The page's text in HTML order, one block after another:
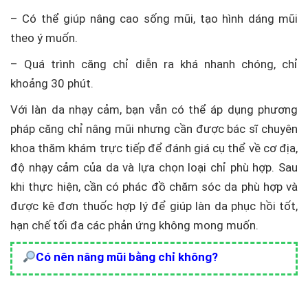
– Có thể giúp nâng cao sống mũi, tạo hình dáng mũi
theo ý muốn.
– Quá trình căng chỉ diễn ra khá nhanh chóng, chỉ
khoảng 30 phút.
Với làn da nhạy cảm, bạn vẫn có thể áp dụng phương
pháp căng chỉ nâng mũi nhưng cần được bác sĩ chuyên
khoa thăm khám trực tiếp để đánh giá cụ thể về cơ địa,
độ nhạy cảm của da và lựa chọn loại chỉ phù hợp. Sau
khi thực hiện, cần có phác đồ chăm sóc da phù hợp và
được kê đơn thuốc hợp lý để giúp làn da phục hồi tốt,
hạn chế tối đa các phản ứng không mong muốn.
Có nên nâng mũi bằng chỉ không?